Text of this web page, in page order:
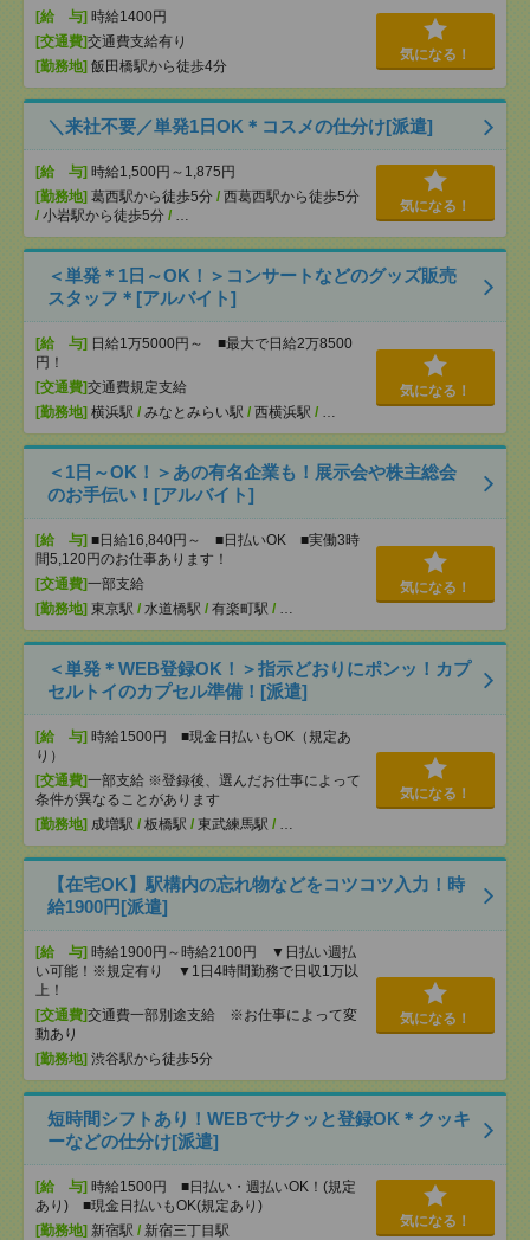
[給 与] 時給1400円
[交通費]交通費支給有り
[勤務地] 飯田橋駅から徒歩4分
気になる！
＼来社不要／単発1日OK＊コスメの仕分け[派遣]
[給 与] 時給1,500円～1,875円
[勤務地] 葛西駅から徒歩5分 / 西葛西駅から徒歩5分
/ 小岩駅から徒歩5分 / …
気になる！
＜単発＊1日～OK！＞コンサートなどのグッズ販売
スタッフ＊[アルバイト]
[給 与] 日給1万5000円～ ■最大で日給2万8500
円！
[交通費]交通費規定支給
[勤務地] 横浜駅 / みなとみらい駅 / 西横浜駅 / …
気になる！
＜1日～OK！＞あの有名企業も！展示会や株主総会
のお手伝い！[アルバイト]
[給 与] ■日給16,840円～ ■日払いOK ■実働3時
間5,120円のお仕事あります！
[交通費]一部支給
[勤務地] 東京駅 / 水道橋駅 / 有楽町駅 / …
気になる！
＜単発＊WEB登録OK！＞指示どおりにポンッ！カプ
セルトイのカプセル準備！[派遣]
[給 与] 時給1500円 ■現金日払いもOK（規定あ
り）
[交通費]一部支給 ※登録後、選んだお仕事によって
条件が異なることがあります
[勤務地] 成増駅 / 板橋駅 / 東武練馬駅 / …
気になる！
【在宅OK】駅構内の忘れ物などをコツコツ入力！時
給1900円[派遣]
[給 与] 時給1900円～時給2100円 ▼日払い週払
い可能！※規定有り ▼1日4時間勤務で日収1万以
上！
[交通費]交通費一部別途支給 ※お仕事によって変
動あり
[勤務地] 渋谷駅から徒歩5分
気になる！
短時間シフトあり！WEBでサクッと登録OK＊クッキ
ーなどの仕分け[派遣]
[給 与] 時給1500円 ■日払い・週払いOK！(規定
あり) ■現金日払いもOK(規定あり)
[勤務地] 新宿駅 / 新宿三丁目駅
気になる！